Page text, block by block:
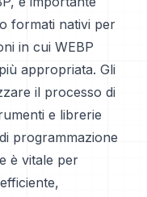
formati nativi per
in cui WEBP
appropriata. Gli
il processo di
e librerie
programmazione
è vitale per